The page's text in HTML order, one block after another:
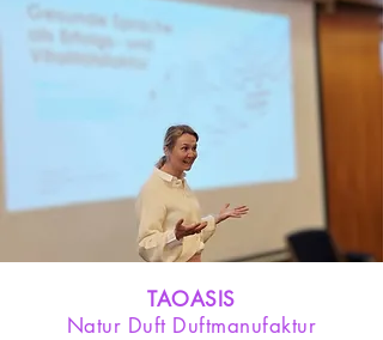
TAOASIS
Natur Duft Duftmanufaktur